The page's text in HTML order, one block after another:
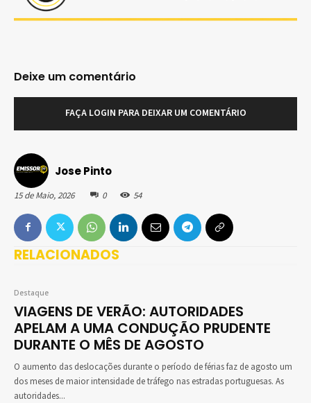
Jose Pinto
15 de Maio, 2026 0 54
RELACIONADOS
Destaque
VIAGENS DE VERÃO: AUTORIDADES
APELAM A UMA CONDUÇÃO PRUDENTE
DURANTE O MÊS DE AGOSTO
O aumento das deslocações durante o período de férias faz de agosto um
dos meses de maior intensidade de tráfego nas estradas portuguesas. As
autoridades...
Deixe um comentário
FAÇA LOGIN PARA DEIXAR UM COMENTÁRIO